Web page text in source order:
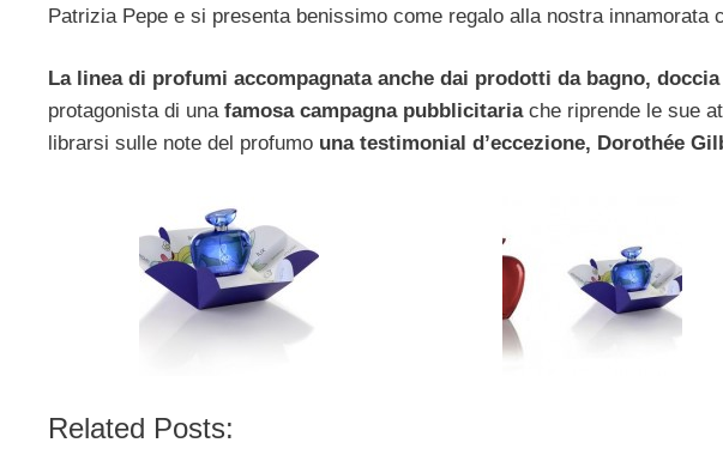
Patrizia Pepe e si presenta benissimo come regalo alla nostra innamorata
La linea di profumi accompagnata anche dai prodotti da bagno,
protagonista di una famosa campagna pubblicitariache riprende le sue
librarsi sulle note del profumo una testimonial d’eccezione, Dorothée
Related Posts: